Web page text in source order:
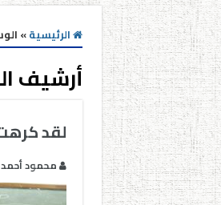
الرئيسية»
أرشيف
لقد
محمود أحمد